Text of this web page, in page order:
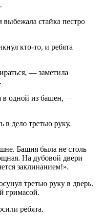
стайка пестро
кто-то, и ребята
— заметила
в одной из башен, —
в дело третью руку,
Башня была не столь
На дубовой двери
заклинанием!».
третью руку в дверь.
гримасой.
ребята.